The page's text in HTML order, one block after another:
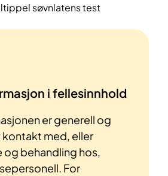
søvnlatens test
i fellesinnhold
er generell og
med, eller
behandling hos,
For